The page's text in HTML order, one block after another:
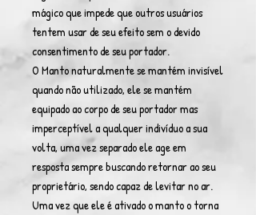
mágico que impede que outros usuários
tentem usar de seu efeito sem o devido
consentimento de seu portador.
O Manto naturalmente se mantém invisível
quando não utilizado, ele se mantém
equipado ao corpo de seu portador mas
imperceptível a qualquer indivíduo a sua
volta, uma vez separado ele age em
resposta sempre buscando retornar ao seu
proprietário, sendo capaz de levitar no ar.
Uma vez que ele é ativado o manto o torna